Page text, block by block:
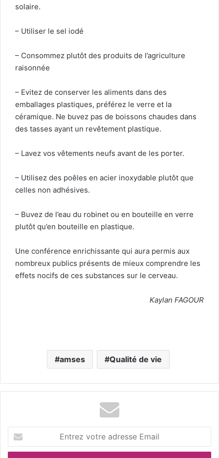
solaire.
– Utiliser le sel iodé
– Consommez plutôt des produits de l’agriculture
raisonnée
– Evitez de conserver les aliments dans des
emballages plastiques, préférez le verre et la
céramique. Ne buvez pas de boissons chaudes dans
des tasses ayant un revêtement plastique.
– Lavez vos vêtements neufs avant de les porter.
– Utilisez des poêles en acier inoxydable plutôt que
celles non adhésives.
– Buvez de l’eau du robinet ou en bouteille en verre
plutôt qu’en bouteille en plastique.
Une conférence enrichissante qui aura permis aux
nombreux publics présents de mieux comprendre les
effets nocifs de ces substances sur le cerveau.
Kaylan FAGOUR
amses Qualité de vie
t